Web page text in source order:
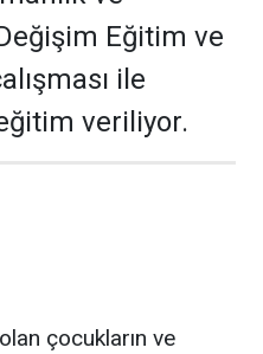
Eğitim ve
ile
veriliyor.
çocukların ve